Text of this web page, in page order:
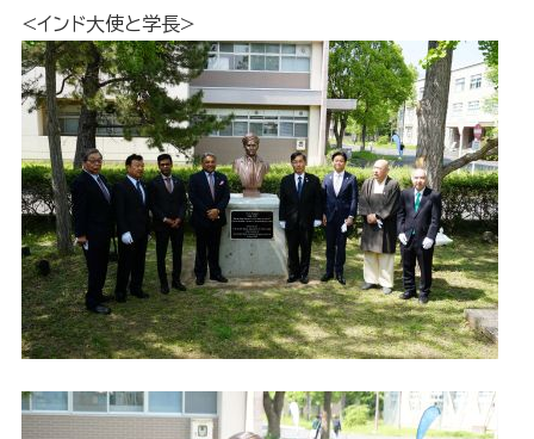
<インド大使と学長>